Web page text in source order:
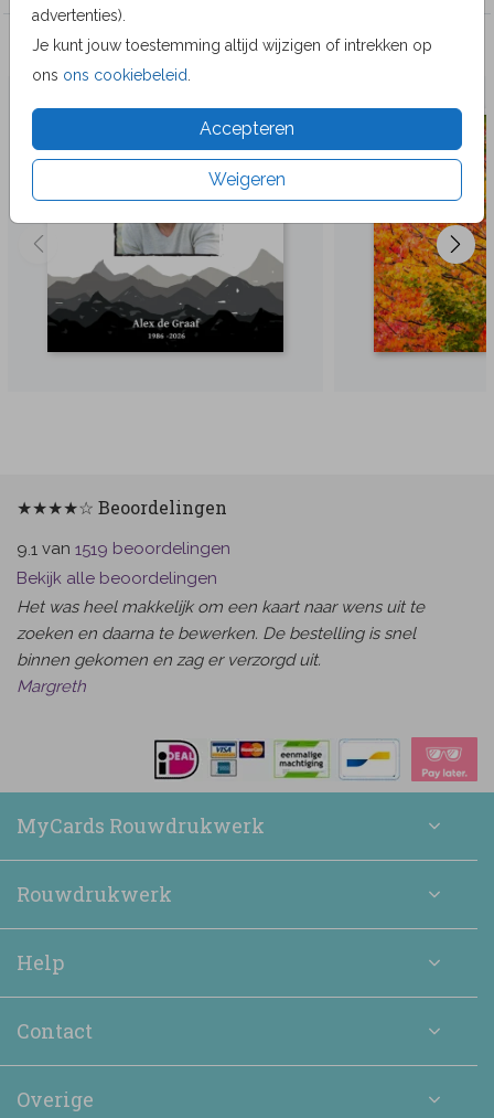
advertenties).
Je kunt jouw toestemming altijd wijzigen of intrekken op
ons ons cookiebeleid
Accepteren
Weigeren
Veel gekozen producten
★★★★☆ Beoordelingen
9.1 van 1519 beoordelingen
Bekijk alle beoordelingen
Het was heel makkelijk om een kaart naar wens uit te
zoeken en daarna te bewerken. De bestelling is snel
binnen gekomen en zag er verzorgd uit.
Margreth
MyCards Rouwdrukwerk
Rouwdrukwerk
Help
Contact
Overige